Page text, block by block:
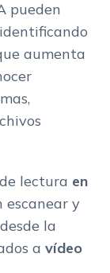
pueden
aumenta
lectura en
escanear y
la
a vídeo